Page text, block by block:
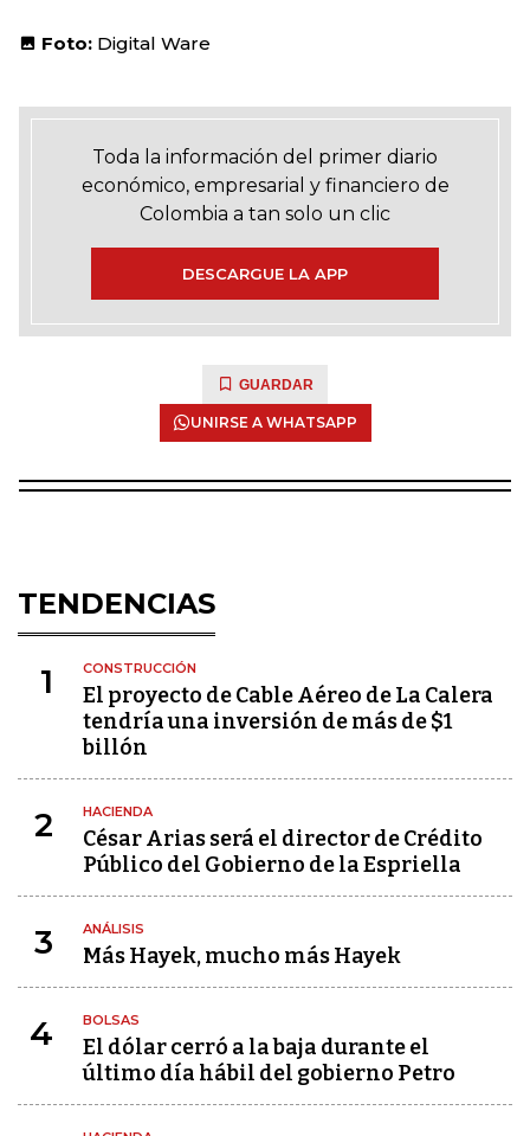
Foto: Digital Ware
Toda la información del primer diario
económico, empresarial y financiero de
Colombia a tan solo un clic
DESCARGUE LA APP
GUARDAR
UNIRSE A WHATSAPP
TENDENCIAS
1 CONSTRUCCIÓN
El proyecto de Cable Aéreo de La Calera
tendría una inversión de más de $1
billón
2 HACIENDA
César Arias será el director de Crédito
Público del Gobierno de la Espriella
3 ANÁLISIS
Más Hayek, mucho más Hayek
4 BOLSAS
El dólar cerró a la baja durante el
último día hábil del gobierno Petro